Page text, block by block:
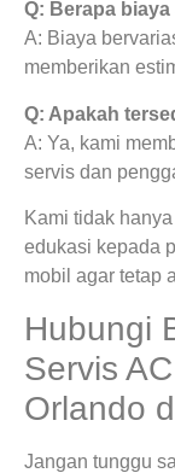
Q: Berapa
A: Biaya
memberikan
Q: Apakah
A: Ya, kami
servis dan
Kami tidak
edukasi kepada
mobil agar tetap
Hubungi
Servis
Orlando
Jangan tunggu